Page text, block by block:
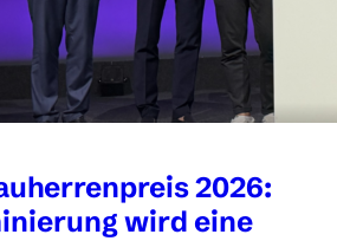
2026:
wird eine